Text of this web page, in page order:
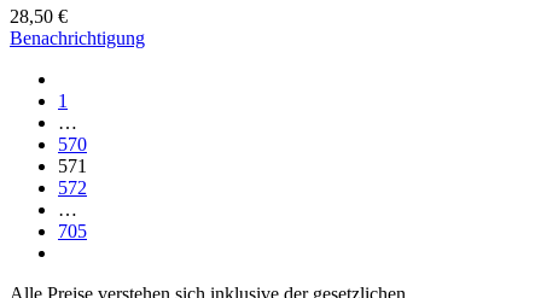
28,50 €
Benachrichtigung
1
…
570
571
572
…
705
Alle Preise verstehen sich inklusive der gesetzlichen